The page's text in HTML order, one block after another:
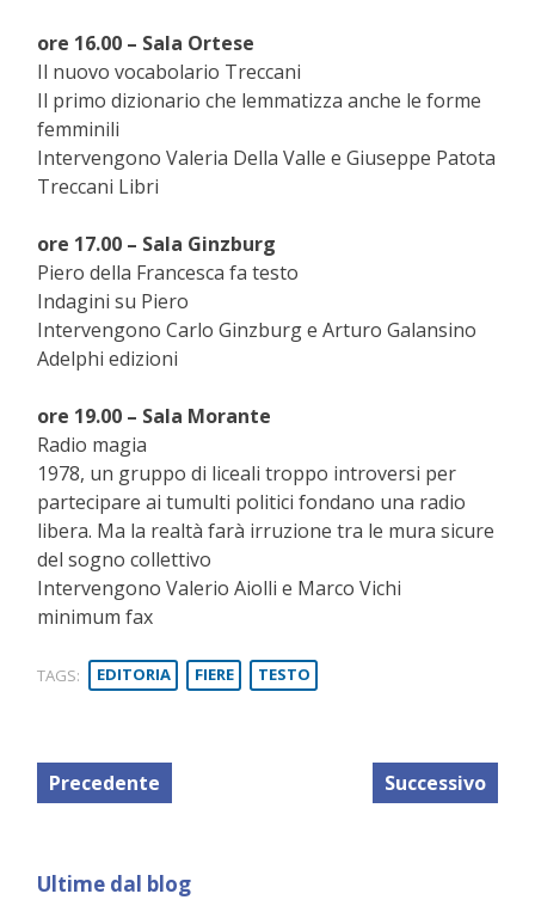
ore 16.00 – Sala Ortese
Il nuovo vocabolario Treccani
Il primo dizionario che lemmatizza anche le forme
femminili
Intervengono Valeria Della Valle e Giuseppe Patota
Treccani Libri
ore 17.00 – Sala Ginzburg
Piero della Francesca fa testo
Indagini su Piero
Intervengono Carlo Ginzburg e Arturo Galansino
Adelphi edizioni
ore 19.00 – Sala Morante
Radio magia
1978, un gruppo di liceali troppo introversi per
partecipare ai tumulti politici fondano una radio
libera. Ma la realtà farà irruzione tra le mura sicure
del sogno collettivo
Intervengono Valerio Aiolli e Marco Vichi
minimum fax
TAGS: EDITORIA FIERE TESTO
Precedente Successivo
Ultime dal blog